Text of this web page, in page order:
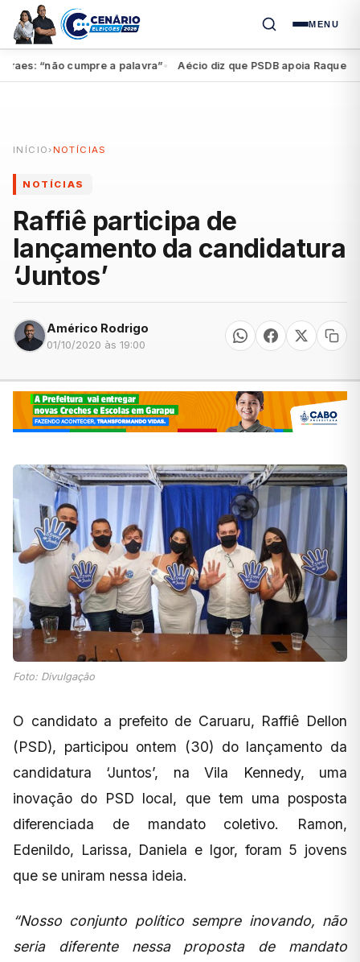
MENU
“não cumpre a palavra”● Aécio diz que PSDB apoia Raquel,
INÍCIO › NOTÍCIAS
NOTÍCIAS
Raffiê participa de
lançamento da candidatura
‘Juntos’
Américo Rodrigo
01/10/2020 às 19:00
Foto: Divulgação
O candidato a prefeito de Caruaru, Raffiê Dellon
(PSD), participou ontem (30) do lançamento da
candidatura ‘Juntos’, na Vila Kennedy, uma
inovação do PSD local, que tem uma posposta
diferenciada de mandato coletivo. Ramon,
Edenildo, Larissa, Daniela e Igor, foram 5 jovens
que se uniram nessa ideia.
“Nosso conjunto político sempre inovando, não
seria diferente nessa proposta de mandato